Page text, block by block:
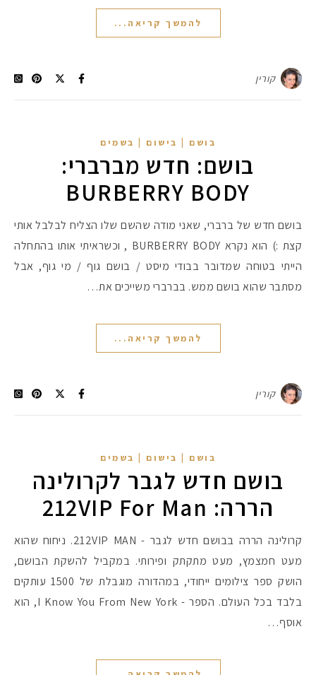
להמשך קריאה...
קורין
בושם | בישום | בשמים
בושם: חדש מברברי:
BURBERRY BODY
בושם חדש של ברברי, שאני מודה שהשם שלו הצליח לבלבל אותי
קצת :) הוא נקרא BURBERRY BODY , וכשראיתי אותו בהתחלה
הייתי בטוחה שמדובר בבודי מיסט / בושם גוף / מי גוף, אבל
מסתבר שהוא בושם ממש. בברברי משייכים את…
להמשך קריאה...
קורין
בושם | בישום | בשמים
בושם חדש לגבר לקרולינה
הררה: 212VIP For Man
קרולינה הררה בבושם חדש לגבר - 212VIP MAN. ניחוח שהוא
מעט חמצמץ, מעט מתקתק ופירותי. במקביל להשקת הבושם,
הושק ספר צילומים ייחודי, במהדורה מוגבלת של 1500 עותקים
בלבד בכל העולם. הספר - I Know You From New York, הוא
אוסף…